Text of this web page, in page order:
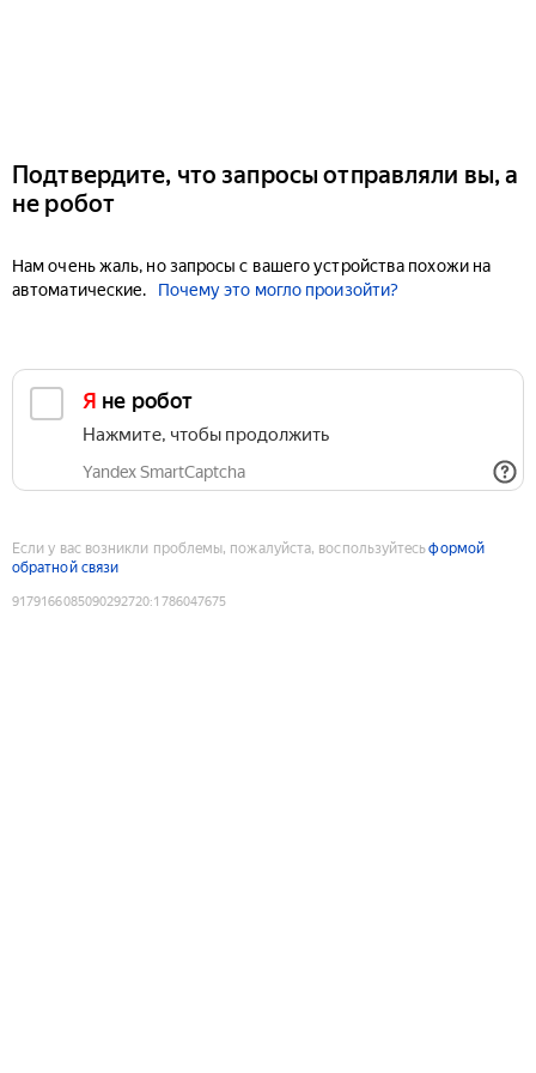
Подтвердите, что запросы отправляли вы, а
не робот
Нам очень жаль, но запросы с вашего устройства похожи на
автоматические.
Почему это могло произойти?
Я не робот
Нажмите, чтобы продолжить
Yandex SmartCaptcha
Если у вас возникли проблемы, пожалуйста, воспользуйтесьформой
обратной связи
9179166085090292720:1786047675